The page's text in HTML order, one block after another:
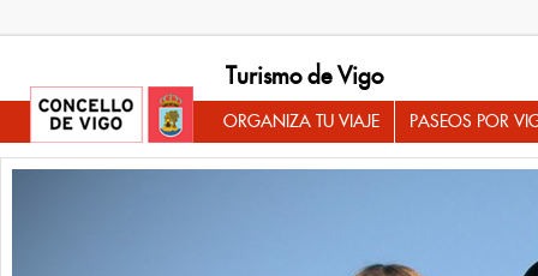
Turismo de Vigo
ORGANIZA TU VIAJE PASEOS POR